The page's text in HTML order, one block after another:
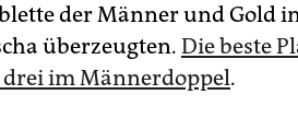
der Männer und Gold
überzeugten. Die beste
drei im Männerdoppel.